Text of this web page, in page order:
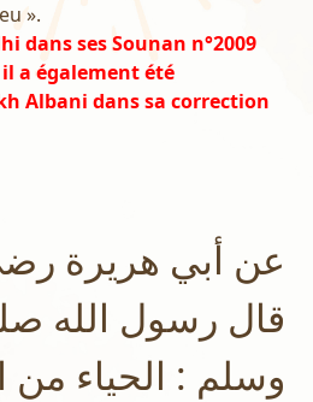
».
dans ses Sounan n°2009
a également été
Albani dans sa correction
عن أبي هريرة
قال رسول الله
وسلم : الحياء من